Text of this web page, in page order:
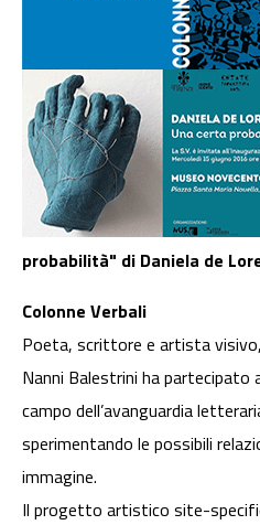
probabilità" di Daniela de
Colonne Verbali
Poeta, scrittore e artista
Nanni Balestrini ha partecipato
campo dell’avanguardia
sperimentando le possibili
immagine.
Il progetto artistico site-